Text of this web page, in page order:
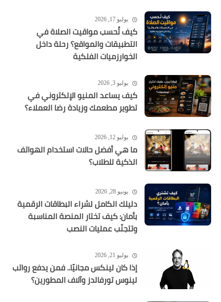
يوليو 17, 2026
كيف تُحسب مواقيت الصلاة في
التطبيقات والمواقع؟ رحلة داخل
الخوارزميات الفلكية
يوليو 3, 2026
كيف يساعد المنيو الإلكتروني في
تطوير مطعمك وزيادة رضا العملاء؟
يوليو 12, 2026
ما هي أفضل حالات استخدام الهواتف
الذكية للطلاب؟
يونيو 28, 2026
دليلك الكامل لشراء البطاقات الرقمية
بأمان: كيف تختار المنصة المناسبة
وتتجنّب عمليات النصب
يوليو 21, 2026
إذا كان لينكس مجانيًا.. فمن يدفع رواتب
لينوس تورفالدز وآلاف المطورين؟